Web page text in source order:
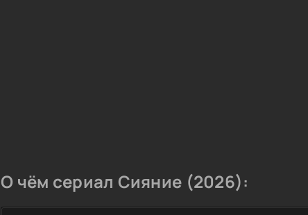
О чём сериал Сияние (2026):